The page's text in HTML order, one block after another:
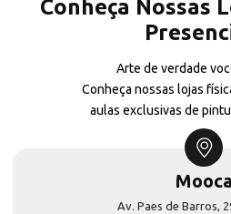
Conheça Nossas
Arte de verdade
Conheça nossas lojas
aulas exclusivas de
Mooca
Av. Paes de Barros,